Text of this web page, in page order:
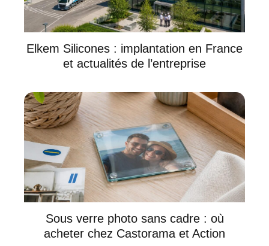
Elkem Silicones : implantation en France
et actualités de l’entreprise
Sous verre photo sans cadre : où
acheter chez Castorama et Action